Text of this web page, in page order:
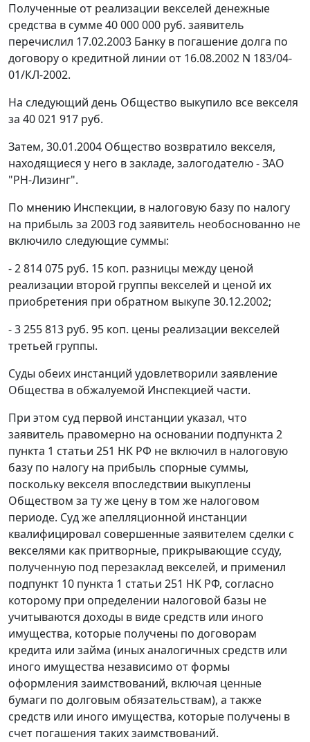
Полученные от реализации векселей денежные
средства в сумме 40 000 000 руб. заявитель
перечислил 17.02.2003 Банку в погашение долга по
договору о кредитной линии от 16.08.2002 N 183/04-
01/КЛ-2002.
На следующий день Общество выкупило все векселя
за 40 021 917 руб.
Затем, 30.01.2004 Общество возвратило векселя,
находящиеся у него в закладе, залогодателю - ЗАО
"РН-Лизинг".
По мнению Инспекции, в налоговую базу по налогу
на прибыль за 2003 год заявитель необоснованно не
включило следующие суммы:
- 2 814 075 руб. 15 коп. разницы между ценой
реализации второй группы векселей и ценой их
приобретения при обратном выкупе 30.12.2002;
- 3 255 813 руб. 95 коп. цены реализации векселей
третьей группы.
Суды обеих инстанций удовлетворили заявление
Общества в обжалуемой Инспекцией части.
При этом суд первой инстанции указал, что
заявитель правомерно на основании подпункта 2
пункта 1 статьи 251 НК РФ не включил в налоговую
базу по налогу на прибыль спорные суммы,
поскольку векселя впоследствии выкуплены
Обществом за ту же цену в том же налоговом
периоде. Суд же апелляционной инстанции
квалифицировал совершенные заявителем сделки с
векселями как притворные, прикрывающие ссуду,
полученную под перезаклад векселей, и применил
подпункт 10 пункта 1 статьи 251 НК РФ, согласно
которому при определении налоговой базы не
учитываются доходы в виде средств или иного
имущества, которые получены по договорам
кредита или займа (иных аналогичных средств или
иного имущества независимо от формы
оформления заимствований, включая ценные
бумаги по долговым обязательствам), а также
средств или иного имущества, которые получены в
счет погашения таких заимствований.